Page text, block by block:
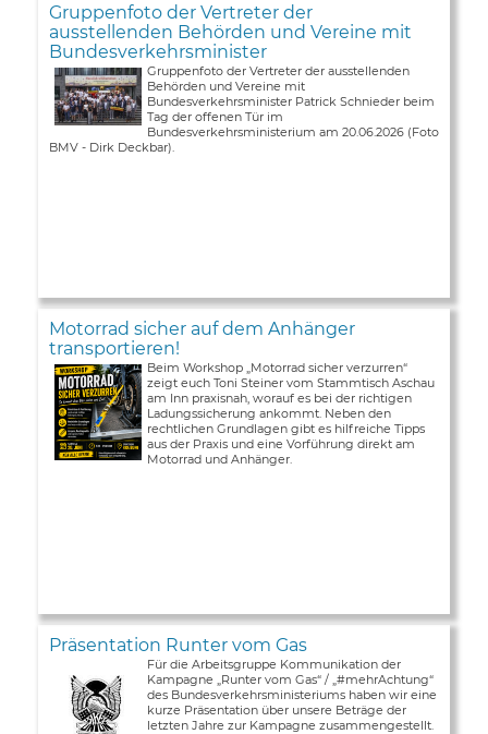
Gruppenfoto der Vertreter der
ausstellenden Behörden und Vereine mit
Bundesverkehrsminister
Gruppenfoto der Vertreter der ausstellenden
Behörden und Vereine mit
Bundesverkehrsminister Patrick Schnieder beim
Tag der offenen Tür im
Bundesverkehrsministerium am 20.06.2026 (Foto
BMV - Dirk Deckbar).
Motorrad sicher auf dem Anhänger
transportieren!
Beim Workshop „Motorrad sicher verzurren“
zeigt euch Toni Steiner vom Stammtisch Aschau
am Inn praxisnah, worauf es bei der richtigen
Ladungssicherung ankommt. Neben den
rechtlichen Grundlagen gibt es hilfreiche Tipps
aus der Praxis und eine Vorführung direkt am
Motorrad und Anhänger.
Präsentation Runter vom Gas
Für die Arbeitsgruppe Kommunikation der
Kampagne „Runter vom Gas“ / „#mehrAchtung“
des Bundesverkehrsministeriums haben wir eine
kurze Präsentation über unsere Beträge der
letzten Jahre zur Kampagne zusammengestellt.